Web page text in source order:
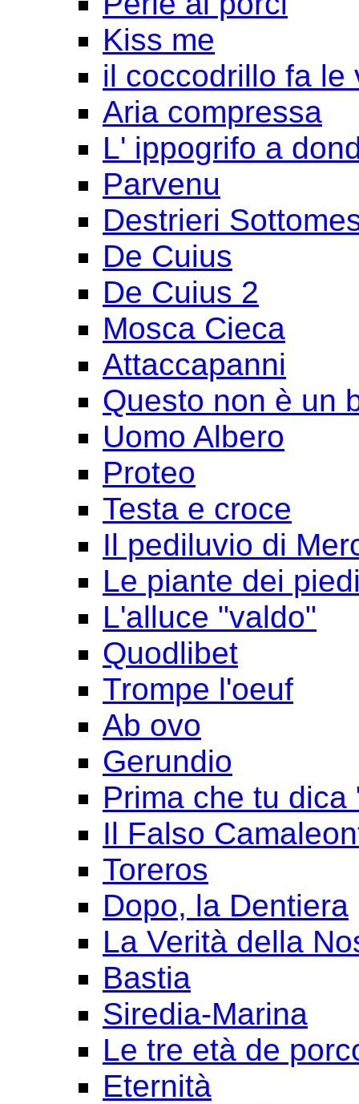
Kiss me
il coccodrillo fa le
Aria compressa
L' ippogrifo a
Parvenu
Destrieri
De Cuius
De Cuius 2
Mosca Cieca
Attaccapanni
Questo non è un
Uomo Albero
Proteo
Testa e croce
Il pediluvio di
Le piante dei
L'alluce "valdo"
Quodlibet
Trompe l'oeuf
Ab ovo
Gerundio
Prima che tu dica
Il Falso
Toreros
Dopo, la Dentiera
La Verità della
Bastia
Siredia-Marina
Le tre età de
Eternità